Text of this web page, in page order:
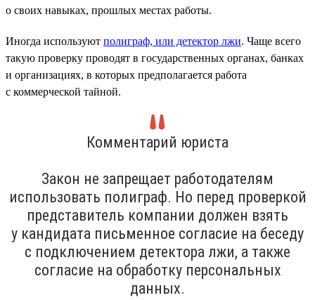
о своих навыках, прошлых местах работы.
Иногда используют полиграф, или детектор лжи. Чаще всего
такую проверку проводят в государственных органах, банках
и организациях, в которых предполагается работа
с коммерческой тайной.
Комментарий юриста
Закон не запрещает работодателям
использовать полиграф. Но перед проверкой
представитель компании должен взять
у кандидата письменное согласие на беседу
с подключением детектора лжи, а также
согласие на обработку персональных
данных.